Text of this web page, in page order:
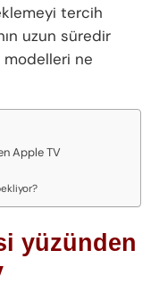
tercih
uzun süredir
modelleri ne
Apple TV
yüzünden